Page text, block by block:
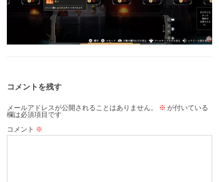
コメントを残す
メールアドレスが公開されることはありません。 ※ が付いている
欄は必須項目です
コメント ※